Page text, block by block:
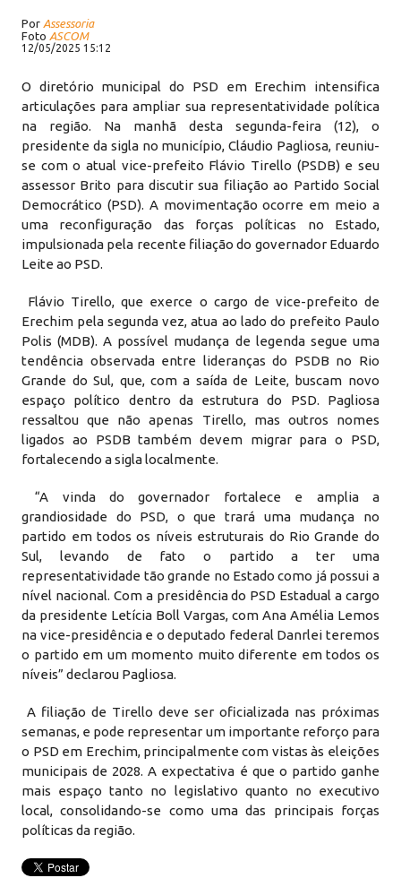
Por Assessoria
Foto ASCOM
12/05/2025 15:12
O diretório municipal do PSD em Erechim intensifica
articulações para ampliar sua representatividade política
na região. Na manhã desta segunda-feira (12), o
presidente da sigla no município, Cláudio Pagliosa, reuniu-
se com o atual vice-prefeito Flávio Tirello (PSDB) e seu
assessor Brito para discutir sua filiação ao Partido Social
Democrático (PSD). A movimentação ocorre em meio a
uma reconfiguração das forças políticas no Estado,
impulsionada pela recente filiação do governador Eduardo
Leite ao PSD.
Flávio Tirello, que exerce o cargo de vice-prefeito de
Erechim pela segunda vez, atua ao lado do prefeito Paulo
Polis (MDB). A possível mudança de legenda segue uma
tendência observada entre lideranças do PSDB no Rio
Grande do Sul, que, com a saída de Leite, buscam novo
espaço político dentro da estrutura do PSD. Pagliosa
ressaltou que não apenas Tirello, mas outros nomes
ligados ao PSDB também devem migrar para o PSD,
fortalecendo a sigla localmente.
“A vinda do governador fortalece e amplia a
grandiosidade do PSD, o que trará uma mudança no
partido em todos os níveis estruturais do Rio Grande do
Sul, levando de fato o partido a ter uma
representatividade tão grande no Estado como já possui a
nível nacional. Com a presidência do PSD Estadual a cargo
da presidente Letícia Boll Vargas, com Ana Amélia Lemos
na vice-presidência e o deputado federal Danrlei teremos
o partido em um momento muito diferente em todos os
níveis” declarou Pagliosa.
A filiação de Tirello deve ser oficializada nas próximas
semanas, e pode representar um importante reforço para
o PSD em Erechim, principalmente com vistas às eleições
municipais de 2028. A expectativa é que o partido ganhe
mais espaço tanto no legislativo quanto no executivo
local, consolidando-se como uma das principais forças
políticas da região.